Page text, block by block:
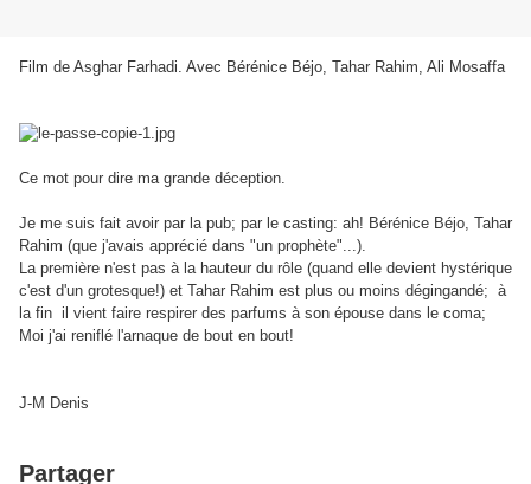
Film de Asghar Farhadi. Avec Bérénice Béjo, Tahar Rahim, Ali Mosaffa
Ce mot pour dire ma grande déception.
Je me suis fait avoir par la pub; par le casting: ah! Bérénice Béjo, Tahar
Rahim (que j'avais apprécié dans "un prophète"...).
La première n'est pas à la hauteur du rôle (quand elle devient hystérique
c'est d'un grotesque!) et Tahar Rahim est plus ou moins dégingandé; à
la fin il vient faire respirer des parfums à son épouse dans le coma;
Moi j'ai reniflé l'arnaque de bout en bout!
J-M Denis
Partager